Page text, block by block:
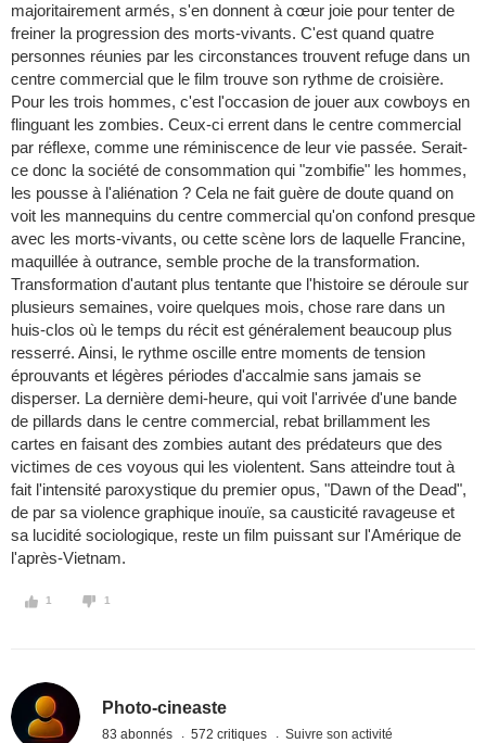
majoritairement armés, s'en donnent à cœur joie pour tenter de
freiner la progression des morts-vivants. C'est quand quatre
personnes réunies par les circonstances trouvent refuge dans un
centre commercial que le film trouve son rythme de croisière.
Pour les trois hommes, c'est l'occasion de jouer aux cowboys en
flinguant les zombies. Ceux-ci errent dans le centre commercial
par réflexe, comme une réminiscence de leur vie passée. Serait-
ce donc la société de consommation qui "zombifie" les hommes,
les pousse à l'aliénation ? Cela ne fait guère de doute quand on
voit les mannequins du centre commercial qu'on confond presque
avec les morts-vivants, ou cette scène lors de laquelle Francine,
maquillée à outrance, semble proche de la transformation.
Transformation d'autant plus tentante que l'histoire se déroule sur
plusieurs semaines, voire quelques mois, chose rare dans un
huis-clos où le temps du récit est généralement beaucoup plus
resserré. Ainsi, le rythme oscille entre moments de tension
éprouvants et légères périodes d'accalmie sans jamais se
disperser. La dernière demi-heure, qui voit l'arrivée d'une bande
de pillards dans le centre commercial, rebat brillamment les
cartes en faisant des zombies autant des prédateurs que des
victimes de ces voyous qui les violentent. Sans atteindre tout à
fait l'intensité paroxystique du premier opus, "Dawn of the Dead",
de par sa violence graphique inouïe, sa causticité ravageuse et
sa lucidité sociologique, reste un film puissant sur l'Amérique de
l'après-Vietnam.
1 1
Photo-cineaste
83 abonnés 572 critiques Suivre son activité